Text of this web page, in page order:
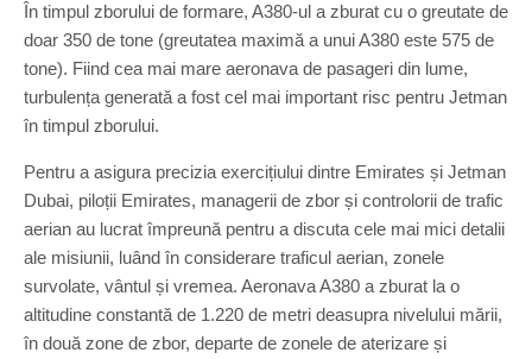
În timpul zborului de formare, A380-ul a zburat cu o greutate de
doar 350 de tone (greutatea maximă a unui A380 este 575 de
tone). Fiind cea mai mare aeronava de pasageri din lume,
turbulența generată a fost cel mai important risc pentru Jetman
în timpul zborului.
Pentru a asigura precizia exercițiului dintre Emirates și Jetman
Dubai, piloții Emirates, managerii de zbor și controlorii de trafic
aerian au lucrat împreună pentru a discuta cele mai mici detalii
ale misiunii, luând în considerare traficul aerian, zonele
survolate, vântul și vremea. Aeronava A380 a zburat la o
altitudine constantă de 1.220 de metri deasupra nivelului mării,
în două zone de zbor, departe de zonele de aterizare și